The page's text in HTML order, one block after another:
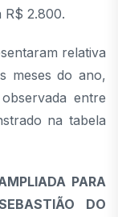
R$ 2.800.
relativa
meses do ano,
entre
na tabela
PARA
DO